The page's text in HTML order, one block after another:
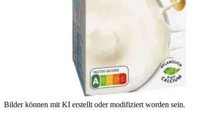
Bilder können mit KI erstellt oder modifiziert worden sein.